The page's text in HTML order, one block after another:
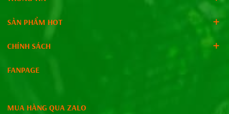
SẢN PHẨM HOT
CHÍNH SÁCH
FANPAGE
MUA HÀNG QUA ZALO